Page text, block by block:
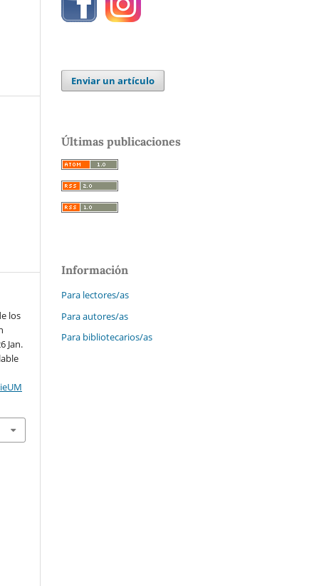
los
Jan.
Enviar un artículo
Últimas publicaciones
Información
Para lectores/as
Para autores/as
Para bibliotecarios/as